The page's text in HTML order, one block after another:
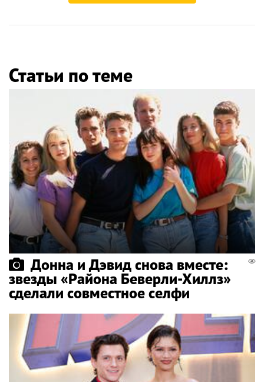
Статьи по теме
Донна и Дэвид снова вместе:
звезды «Района Беверли-Хиллз»
сделали совместное селфи